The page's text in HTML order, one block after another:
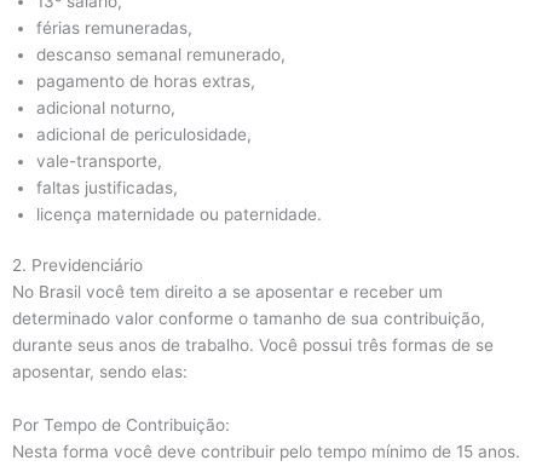
férias remuneradas,
descanso semanal remunerado,
pagamento de horas extras,
adicional noturno,
adicional de periculosidade,
vale-transporte,
faltas justificadas,
licença maternidade ou paternidade.
2. Previdenciário
No Brasil você tem direito a se aposentar e receber um
determinado valor conforme o tamanho de sua contribuição,
durante seus anos de trabalho. Você possui três formas de se
aposentar, sendo elas:
Por Tempo de Contribuição:
Nesta forma você deve contribuir pelo tempo mínimo de 15 anos.